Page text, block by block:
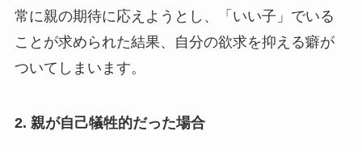
常に親の期待に応えようとし、「いい子」でいる
ことが求められた結果、自分の欲求を抑える癖が
ついてしまいます。
2. 親が自己犠牲的だった場合